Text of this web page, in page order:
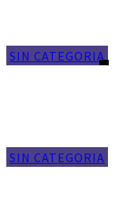
SIN CATEGORIA
SIN CATEGORIA